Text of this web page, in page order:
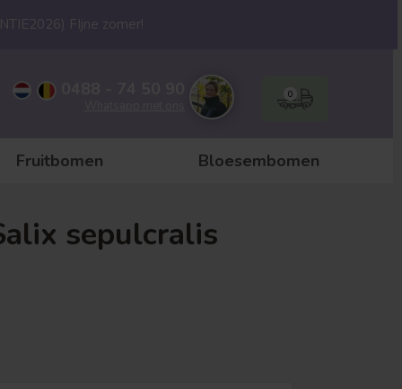
Fruitbomen Bloesembomen
0
FIjne zomer!
sepulcralis